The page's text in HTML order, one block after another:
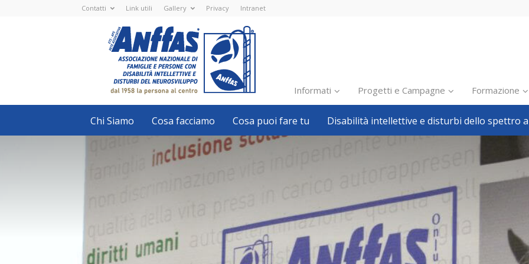
Contatti Link utili Gallery Privacy Intranet
Nazionale
ETS
-
APS
Associazione
Nazionale
di
Famiglie
e
con
disabilità
intellettive
neurosviluppo
Informati
Inclusione scolastica
Inclusione lavorativa
Politiche sociali
Pillole
Formazione
Avvisi, bandi
Welfare locale
Progetti e Campagne Formazione
Chi Siamo Cosa facciamo Cosa puoi fare tu Disabilità intellettive e disturbi dello spettro